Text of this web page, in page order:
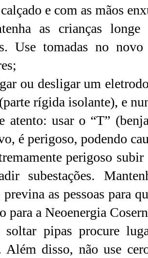
e com as mãos
as crianças
Use tomadas no
ou desligar um
rígida isolante), e
atento: usar o “T”
é perigoso, podendo
perigoso
subestações.
as pessoas para
para a Neoenergia
soltar pipas procure
Além disso, não use